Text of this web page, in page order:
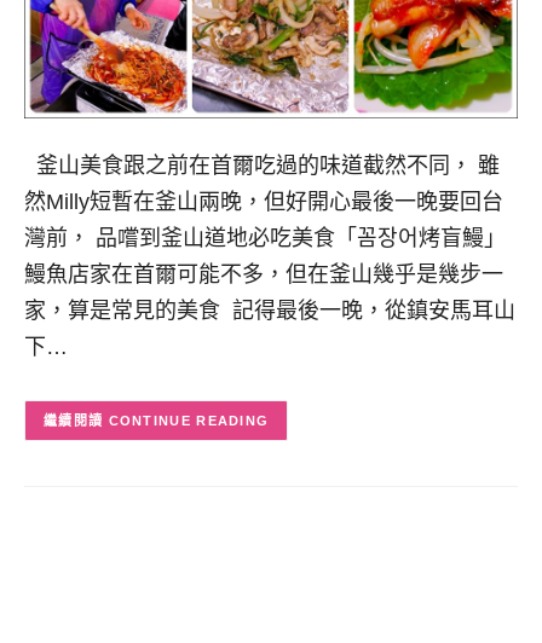
釜山美食跟之前在首爾吃過的味道截然不同， 雖
然Milly短暫在釜山兩晚，但好開心最後一晚要回台
灣前， 品嚐到釜山道地必吃美食「꼼장어烤盲鰻」
鰻魚店家在首爾可能不多，但在釜山幾乎是幾步一
家，算是常見的美食 記得最後一晚，從鎮安馬耳山
下…
CONTINUE READING